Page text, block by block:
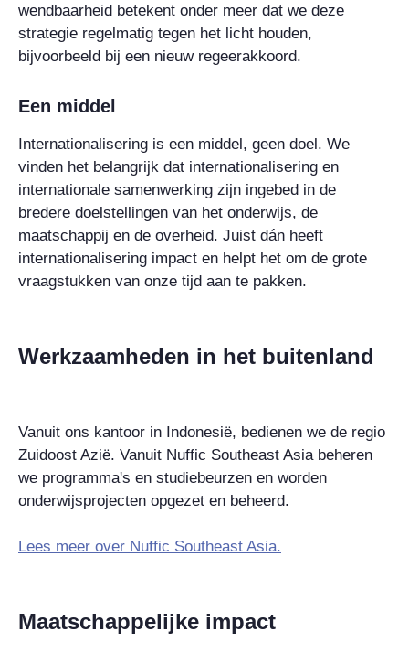
wendbaarheid betekent onder meer dat we deze
strategie regelmatig tegen het licht houden,
bijvoorbeeld bij een nieuw regeerakkoord.
Een middel
Internationalisering is een middel, geen doel. We
vinden het belangrijk dat internationalisering en
internationale samenwerking zijn ingebed in de
bredere doelstellingen van het onderwijs, de
maatschappij en de overheid. Juist dán heeft
internationalisering impact en helpt het om de grote
vraagstukken van onze tijd aan te pakken.
Werkzaamheden in het buitenland
Vanuit ons kantoor in Indonesië, bedienen we de regio
Zuidoost Azië. Vanuit Nuffic Southeast Asia beheren
we programma's en studiebeurzen en worden
onderwijsprojecten opgezet en beheerd.
Lees meer over Nuffic Southeast Asia.
Maatschappelijke impact